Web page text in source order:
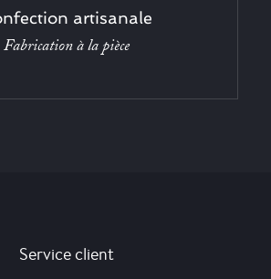
artisanale
Fabrication à la pièce
Service client